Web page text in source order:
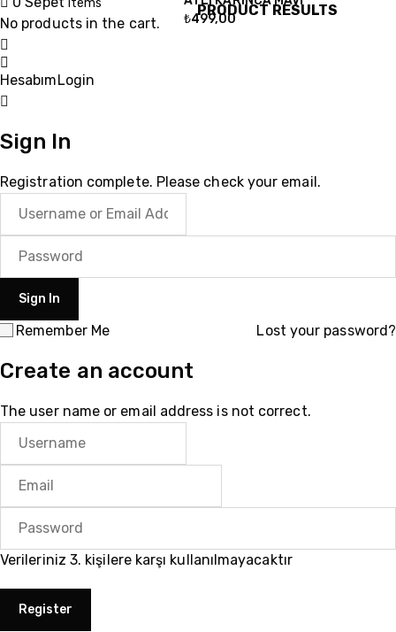
₺499,00
PRODUCT RESULTS
items
No products in the cart.
HesabımLogin
Sign In
Registration complete. Please check your email.
Remember Me Lost your password?
Create an account
The user name or email address is not correct.
Verileriniz 3. kişilere karşı kullanılmayacaktır